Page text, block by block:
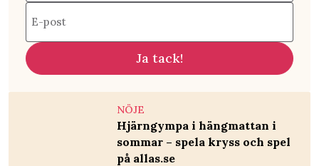
E-post
Ja tack!
NÖJE
Hjärngympa i hängmattan i
sommar – spela kryss och spel
på allas.se